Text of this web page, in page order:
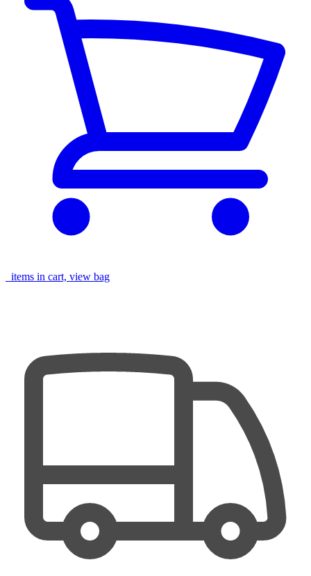
items in cart, view bag